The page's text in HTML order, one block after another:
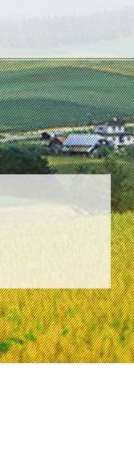
场
政部联合发布公告称
备质量，决定轮入部